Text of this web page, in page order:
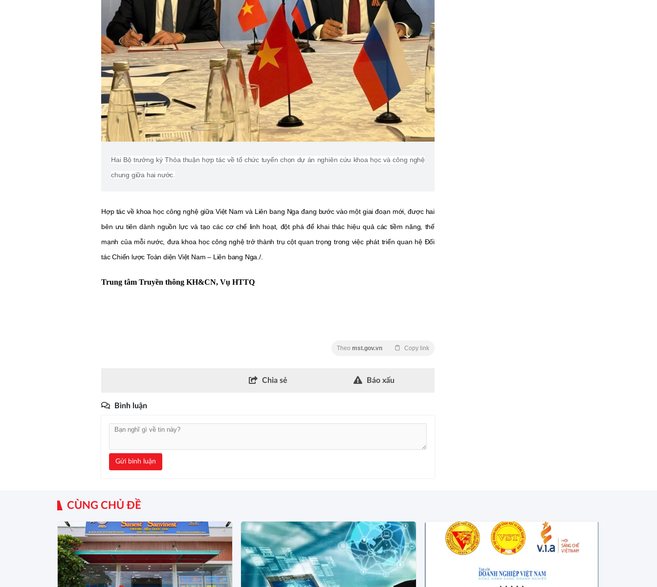
Hai Bộ trưởng ký Thỏa thuận hợp tác về tổ chức tuyển chọn dự án nghiên cứu khoa học và công nghệ
chung giữa hai nước.
Hợp tác về khoa học công nghệ giữa Việt Nam và Liên bang Nga đang bước vào một giai đoạn mới, được hai
bên ưu tiên dành nguồn lực và tạo các cơ chế linh hoạt, đột phá để khai thác hiệu quả các tiềm năng, thế
mạnh của mỗi nước, đưa khoa học công nghệ trở thành trụ cột quan trọng trong việc phát triển quan hệ Đối
tác Chiến lược Toàn diện Việt Nam – Liên bang Nga./.
Trung tâm Truyền thông KH&CN, Vụ HTTQ
Theo mst.gov.vn Copy link
Chia sẻ Báo xấu
Bình luận
Gửi bình luận
CÙNG CHỦ ĐỀ